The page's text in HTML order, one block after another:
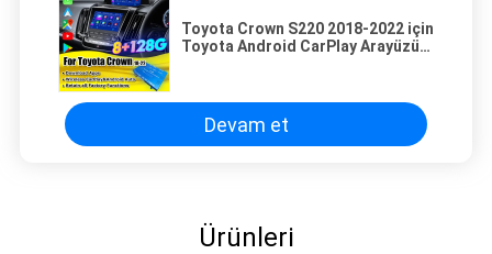
Toyota Crown S220 2018-2022 için
Toyota Android CarPlay Arayüzü
Devam et
Ürünleri